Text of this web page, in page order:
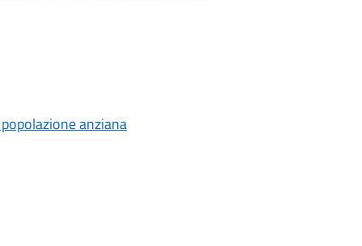
anziana